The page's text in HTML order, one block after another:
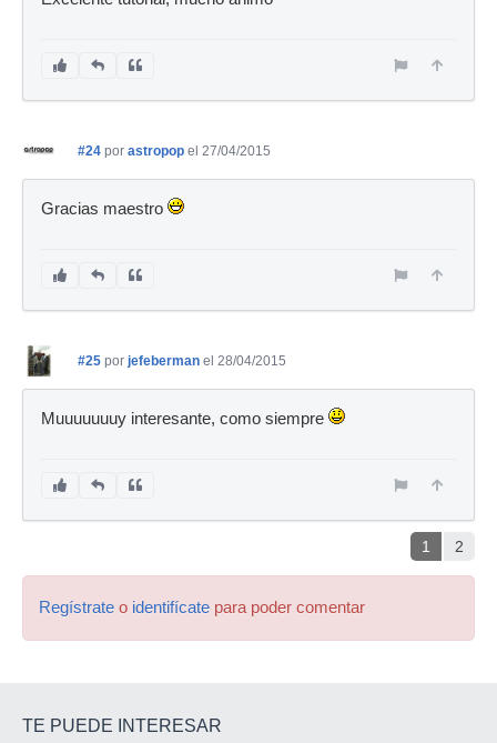
#24 por astropop el 27/04/2015
Gracias maestro
#25 por jefeberman el 28/04/2015
Muuuuuuuy interesante, como siempre
1 2
Regístrate o identifícate para poder comentar
TE PUEDE INTERESAR